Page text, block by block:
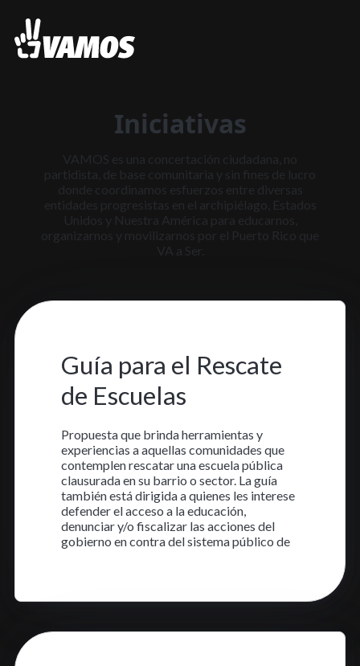
Iniciativas
VAMOS es una concertación ciudadana, no
partidista, de base comunitaria y sin fines de lucro
donde coordinamos esfuerzos entre diversas
entidades progresistas en el archipiélago, Estados
Unidos y Nuestra América para educarnos,
organizarnos y movilizarnos por el Puerto Rico que
VA a Ser.
Guía para el Rescate
de Escuelas
Propuesta que brinda herramientas y
experiencias a aquellas comunidades que
contemplen rescatar una escuela pública
clausurada en su barrio o sector. La guía
también está dirigida a quienes les interese
defender el acceso a la educación,
denunciar y/o fiscalizar las acciones del
gobierno en contra del sistema público de